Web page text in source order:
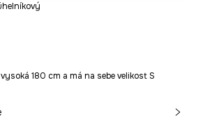
180 cm a má na sebe velikost S